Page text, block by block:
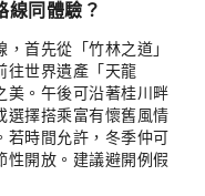
線同體驗？
首先從「竹林之道」
往世界遺產「天龍
美。午後可沿著桂川畔
選擇搭乘富有懷舊風情
若時間允許，冬季仲可
性開放。建議避開例假